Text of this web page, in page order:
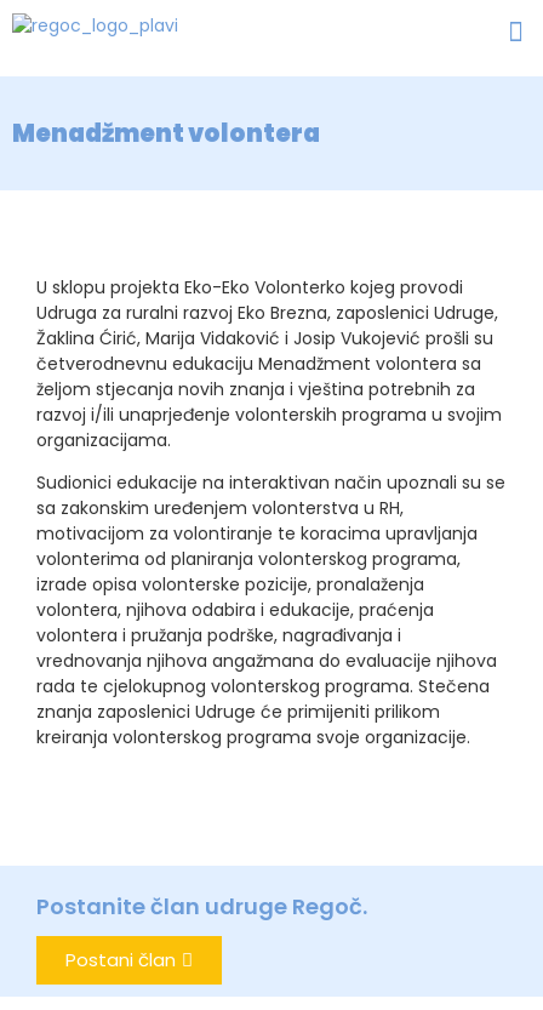
Menadžment volontera
U sklopu projekta Eko-Eko Volonterko kojeg provodi
Udruga za ruralni razvoj Eko Brezna, zaposlenici Udruge,
Žaklina Ćirić, Marija Vidaković i Josip Vukojević prošli su
četverodnevnu edukaciju Menadžment volontera sa
željom stjecanja novih znanja i vještina potrebnih za
razvoj i/ili unaprjeđenje volonterskih programa u svojim
organizacijama.
Sudionici edukacije na interaktivan način upoznali su se
sa zakonskim uređenjem volonterstva u RH,
motivacijom za volontiranje te koracima upravljanja
volonterima od planiranja volonterskog programa,
izrade opisa volonterske pozicije, pronalaženja
volontera, njihova odabira i edukacije, praćenja
volontera i pružanja podrške, nagrađivanja i
vrednovanja njihova angažmana do evaluacije njihova
rada te cjelokupnog volonterskog programa. Stečena
znanja zaposlenici Udruge će primijeniti prilikom
kreiranja volonterskog programa svoje organizacije.
Postanite član udruge Regoč.
Postani član